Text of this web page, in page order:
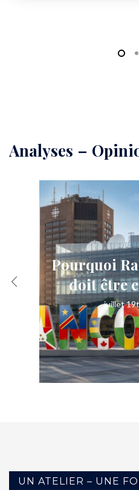
Analyses –
» Être
Davis face
juillet
UN ATELIER – UNE